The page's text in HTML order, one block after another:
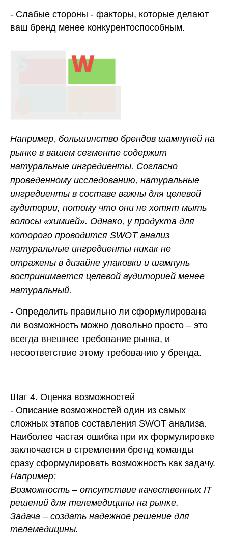
- Слабые стороны - факторы, которые делают
ваш бренд менее конкурентоспособным.
Например, большинство брендов шампуней на
рынке в вашем сегменте содержит
натуральные ингредиенты. Согласно
проведенному исследованию, натуральные
ингредиенты в составе важны для целевой
аудитории, потому что они не хотят мыть
волосы «химией». Однако, у продукта для
которого проводится SWOT анализ
натуральные ингредиенты никак не
отражены в дизайне упаковки и шампунь
воспринимается целевой аудиторией менее
натуральный.
- Определить правильно ли сформулирована
ли возможность можно довольно просто – это
всегда внешнее требование рынка, и
несоответствие этому требованию у бренда.
Шаг 4. Оценка возможностей
- Описание возможностей один из самых
сложных этапов составления SWOT анализа.
Наиболее частая ошибка при их формулировке
заключается в стремлении бренд команды
сразу сформулировать возможность как задачу.
Например:
Возможность – отсутствие качественных IT
решений для телемедицины на рынке.
Задача – создать надежное решение для
телемедицины.